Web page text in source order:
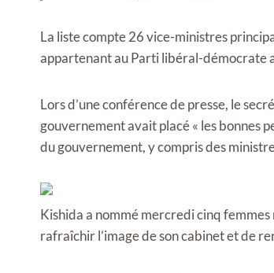
La liste compte 26 vice-ministres
appartenant au Parti libéral-démocrate
Lors d’une conférence de presse, le
gouvernement avait placé « les bonnes
du gouvernement, y compris des
Kishida a nommé mercredi cinq
rafraîchir l’image de son cabinet et de